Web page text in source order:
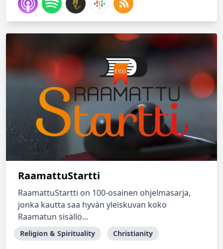
RaamattuStartti
RaamattuStartti on 100-osainen ohjelmasarja,
jonka kautta saa hyvän yleiskuvan koko
Raamatun sisällö...
Religion & Spirituality Christianity